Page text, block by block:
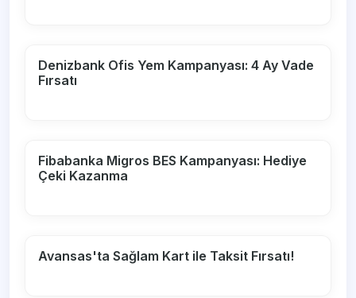
Denizbank Ofis Yem Kampanyası: 4 Ay Vade
Fırsatı
Fibabanka Migros BES Kampanyası: Hediye
Çeki Kazanma
Avansas'ta Sağlam Kart ile Taksit Fırsatı!